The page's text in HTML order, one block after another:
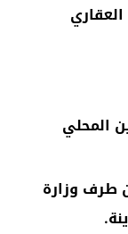
المحلي
طرف وزارة